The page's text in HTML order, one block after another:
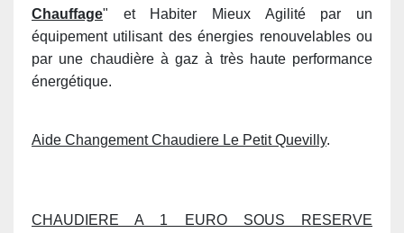
Chauffage" et Habiter Mieux Agilité par un
équipement utilisant des énergies renouvelables ou
par une chaudière à gaz à très haute performance
énergétique.
Aide Changement Chaudiere Le Petit Quevilly.
CHAUDIERE A 1 EURO SOUS RESERVE